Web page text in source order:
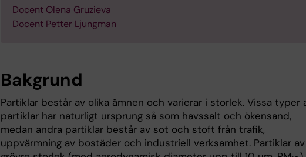
Docent Olena Gruzieva
Docent Petter Ljungman
Bakgrund
Partiklar består av olika ämnen och varierar i storlek. Vissa typer
partiklar har naturligt ursprung så som havssalt och ökensand,
medan andra partiklar består av sot och stoft från trafik,
uppvärmning av bostäder och industriell verksamhet. Partiklar av